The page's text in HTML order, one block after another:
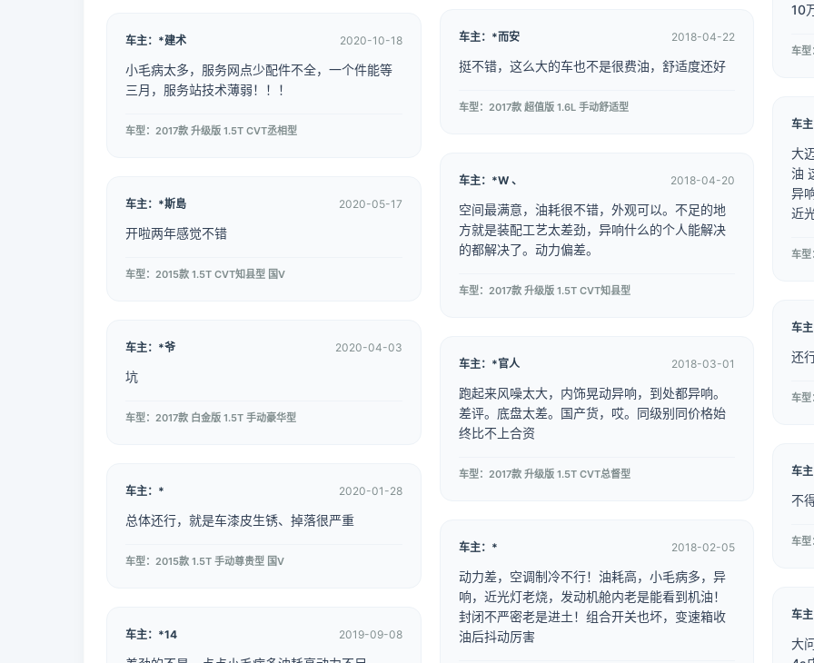
车主：*建术 2020-10-18
小毛病太多，服务网点少配件不全，一个件能等
三月，服务站技术薄弱！！！
车型：2017款 升级版 1.5T CVT丞相型
车主：*斯島 2020-05-17
开啦两年感觉不错
车型：2015款 1.5T CVT知县型 国V
车主：*爷 2020-04-03
坑
车型：2017款 白金版 1.5T 手动豪华型
车主：* 2020-01-28
总体还行，就是车漆皮生锈、掉落很严重
车型：2015款 1.5T 手动尊贵型 国V
车主：*14 2019-09-08
车主：*而安 2018-04-22
挺不错，这么大的车也不是很费油，舒适度还好
车型：2017款 超值版 1.6L 手动舒适型
车主：*W 、 2018-04-20
空间最满意，油耗很不错，外观可以。不足的地
方就是装配工艺太差劲，异响什么的个人能解决
的都解决了。动力偏差。
车型：2017款 升级版 1.5T CVT知县型
车主：*官人 2018-03-01
跑起来风噪太大，内饰晃动异响，到处都异响。
差评。底盘太差。国产货，哎。同级别同价格始
终比不上合资
车型：2017款 升级版 1.5T CVT总督型
车主：* 2018-02-05
动力差，空调制冷不行！油耗高，小毛病多，异
响，近光灯老烧，发动机舱内老是能看到机油！
封闭不严密老是进土！组合开关也坏，变速箱收
油后抖动厉害
10
车
车
大
油
异
车型
车
还
车型
车
不
车型
车
大